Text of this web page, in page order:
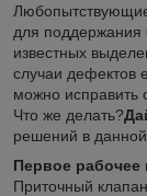
для поддержания
известных
случаи дефектов
можно исправить
Что же делать?
решений в
Первое рабочее
Приточный